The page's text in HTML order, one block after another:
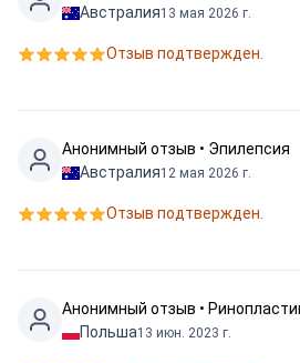
Австралия13 мая 2026 г.
Отзыв подтвержден.
Анонимный отзыв • Эпилепсия
Австралия12 мая 2026 г.
Отзыв подтвержден.
Анонимный отзыв •
Польша13 июн. 2023 г.